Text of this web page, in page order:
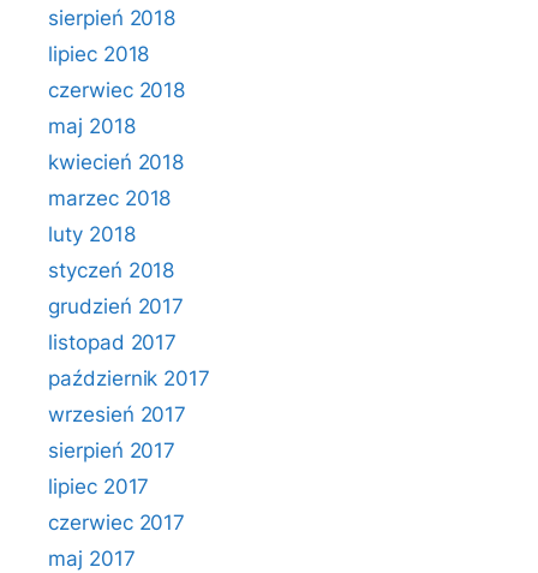
sierpień 2018
lipiec 2018
czerwiec 2018
maj 2018
kwiecień 2018
marzec 2018
luty 2018
styczeń 2018
grudzień 2017
listopad 2017
październik 2017
wrzesień 2017
sierpień 2017
lipiec 2017
czerwiec 2017
maj 2017